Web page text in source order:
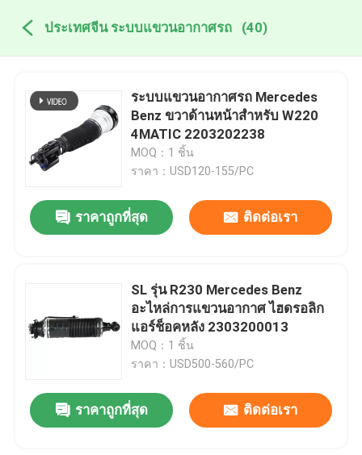
ประเทศจีน ระบบแขวนอากาศรถ (40)
ระบบแขวนอากาศรถ Mercedes
Benz ขวาด้านหน้าสําหรับ W220
4MATIC 2203202238
MOQ：1 ชิ้น
ราคา：USD120-155/PC
ราคาถูกที่สุด ติดต่อเรา
SL รุ่น R230 Mercedes Benz
อะไหล่การแขวนอากาศ ไฮดรอลิก
แอร์ช็อคหลัง 2303200013
MOQ：1 ชิ้น
ราคา：USD500-560/PC
ราคาถูกที่สุด ติดต่อเรา